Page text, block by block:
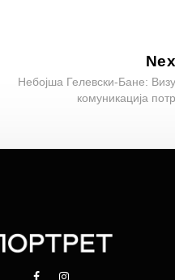
Небојша Гелевски-Бане:
комуникација